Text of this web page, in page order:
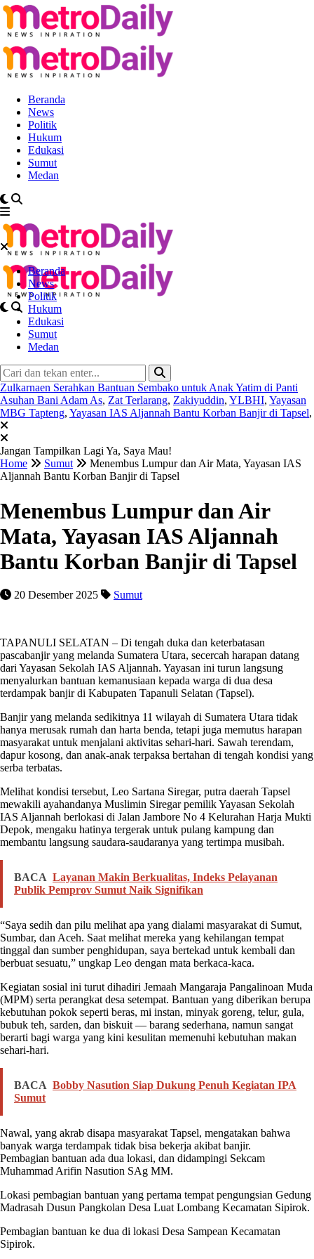
Beranda
News
Politik
Hukum
Edukasi
Sumut
Medan
Beranda
News
Politik
Hukum
Edukasi
Sumut
Medan
Zulkarnaen Serahkan Bantuan Sembako untuk Anak Yatim di Panti
Asuhan Bani Adam As, Zat Terlarang, Zakiyuddin, YLBHI, Yayasan
MBG Tapteng, Yayasan IAS Aljannah Bantu Korban Banjir di Tapsel,
Jangan Tampilkan Lagi Ya, Saya Mau!
Home
Sumut
Menembus Lumpur dan Air Mata, Yayasan IAS
Aljannah Bantu Korban Banjir di Tapsel
Menembus Lumpur dan Air
Mata, Yayasan IAS Aljannah
Bantu Korban Banjir di Tapsel
20 Desember 2025 Sumut
TAPANULI SELATAN – Di tengah duka dan keterbatasan
pascabanjir yang melanda Sumatera Utara, secercah harapan datang
dari Yayasan Sekolah IAS Aljannah. Yayasan ini turun langsung
menyalurkan bantuan kemanusiaan kepada warga di dua desa
terdampak banjir di Kabupaten Tapanuli Selatan (Tapsel).
Banjir yang melanda sedikitnya 11 wilayah di Sumatera Utara tidak
hanya merusak rumah dan harta benda, tetapi juga memutus harapan
masyarakat untuk menjalani aktivitas sehari-hari. Sawah terendam,
dapur kosong, dan anak-anak terpaksa bertahan di tengah kondisi yang
serba terbatas.
Melihat kondisi tersebut, Leo Sartana Siregar, putra daerah Tapsel
mewakili ayahandanya Muslimin Siregar pemilik Yayasan Sekolah
IAS Aljannah berlokasi di Jalan Jambore No 4 Kelurahan Harja Mukti
Depok, mengaku hatinya tergerak untuk pulang kampung dan
membantu langsung saudara-saudaranya yang tertimpa musibah.
BACA Layanan Makin Berkualitas, Indeks Pelayanan
Publik Pemprov Sumut Naik Signifikan
“Saya sedih dan pilu melihat apa yang dialami masyarakat di Sumut,
Sumbar, dan Aceh. Saat melihat mereka yang kehilangan tempat
tinggal dan sumber penghidupan, saya bertekad untuk kembali dan
berbuat sesuatu,” ungkap Leo dengan mata berkaca-kaca.
Kegiatan sosial ini turut dihadiri Jemaah Mangaraja Pangalinoan Muda
(MPM) serta perangkat desa setempat. Bantuan yang diberikan berupa
kebutuhan pokok seperti beras, mi instan, minyak goreng, telur, gula,
bubuk teh, sarden, dan biskuit — barang sederhana, namun sangat
berarti bagi warga yang kini kesulitan memenuhi kebutuhan makan
sehari-hari.
BACA Bobby Nasution Siap Dukung Penuh Kegiatan IPA
Sumut
Nawal, yang akrab disapa masyarakat Tapsel, mengatakan bahwa
banyak warga terdampak tidak bisa bekerja akibat banjir.
Pembagian bantuan ada dua lokasi, dan didampingi Sekcam
Muhammad Arifin Nasution SAg MM.
Lokasi pembagian bantuan yang pertama tempat pengungsian Gedung
Madrasah Dusun Pangkolan Desa Luat Lombang Kecamatan Sipirok.
Pembagian bantuan ke dua di lokasi Desa Sampean Kecamatan
Sipirok.